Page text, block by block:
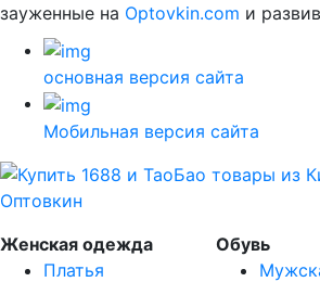
зауженные на Optovkin.com и
основная версия сайта
Мобильная версия сайта
Женская одежда
Платья
Обувь